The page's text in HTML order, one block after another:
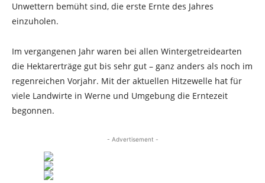
Unwettern bemüht sind, die erste Ernte des Jahres
einzuholen.
Im vergangenen Jahr waren bei allen Wintergetreidearten
die Hektarerträge gut bis sehr gut – ganz anders als noch im
regenreichen Vorjahr. Mit der aktuellen Hitzewelle hat für
viele Landwirte in Werne und Umgebung die Erntezeit
begonnen.
- Advertisement -